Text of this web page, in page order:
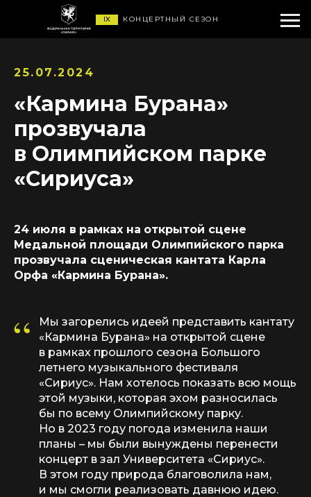
КОНЦЕРТНЫЙ СЕЗОН
IX
25.07.2024
«Кармина Бурана»
прозвучала
в Олимпийском парке
«Сириуса»
24 июля в рамках на открытой сцене
Медальной площади Олимпийского парка
прозвучала сценическая кантата Карла
Орфа «Кармина Бурана».
“
Мы загорелись идеей представить кантату
«Кармина Бурана» на открытой сцене
в рамках прошлого сезона Большого
летнего музыкального фестиваля
«Сириус». Нам хотелось показать всю мощь
этой музыки, которая эхом разносилась
бы по всему Олимпийскому парку.
Но в 2023 году погода изменила наши
планы – мы были вынуждены перенести
концерт в зал Университета «Сириус».
В этом году природа благоволила нам,
и мы смогли реализовать давнюю идею.